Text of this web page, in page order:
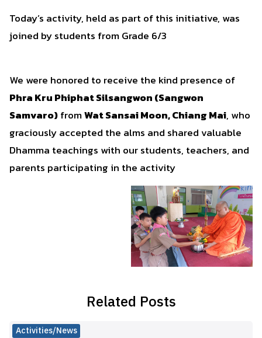
Today’s activity, held as part of this initiative, was
joined by students from Grade 6/3
We were honored to receive the kind presence of
Phra Kru Phiphat Silsangwon (Sangwon
Samvaro)fromWat Sansai Moon, Chiang Mai, who
graciously accepted the alms and shared valuable
Dhamma teachings with our students, teachers, and
parents participating in the activity
Related Posts
Activities/News